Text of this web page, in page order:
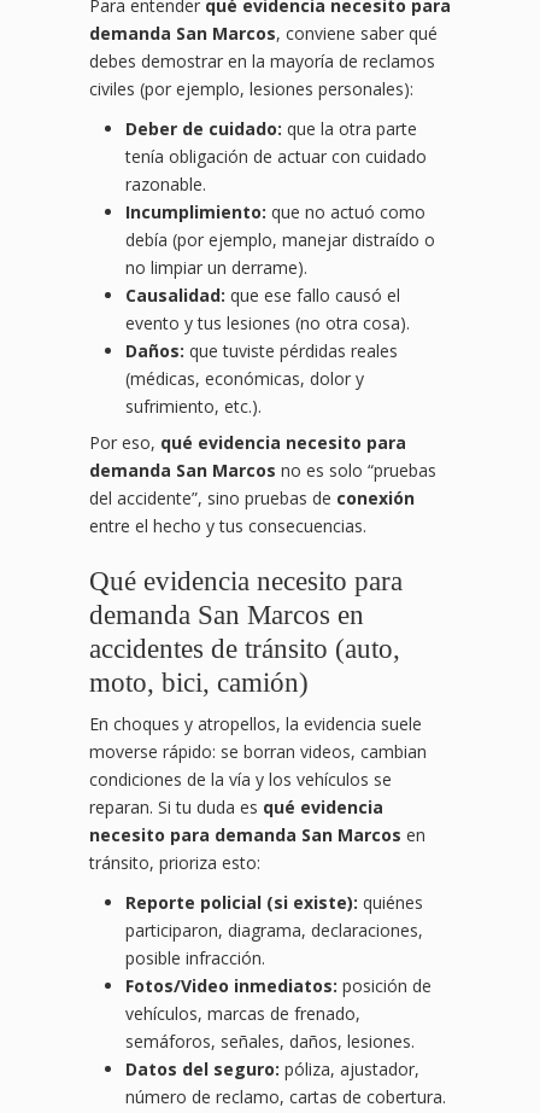
Para entender qué evidencia necesito para
demanda San Marcos, conviene saber qué
debes demostrar en la mayoría de reclamos
civiles (por ejemplo, lesiones personales):
Deber de cuidado: que la otra parte
tenía obligación de actuar con cuidado
razonable.
Incumplimiento: que no actuó como
debía (por ejemplo, manejar distraído o
no limpiar un derrame).
Causalidad: que ese fallo causó el
evento y tus lesiones (no otra cosa).
Daños: que tuviste pérdidas reales
(médicas, económicas, dolor y
sufrimiento, etc.).
Por eso, qué evidencia necesito para
demanda San Marcos no es solo “pruebas
del accidente”, sino pruebas de conexión
entre el hecho y tus consecuencias.
Qué evidencia necesito para
demanda San Marcos en
accidentes de tránsito (auto,
moto, bici, camión)
En choques y atropellos, la evidencia suele
moverse rápido: se borran videos, cambian
condiciones de la vía y los vehículos se
reparan. Si tu duda es qué evidencia
necesito para demanda San Marcos en
tránsito, prioriza esto:
Reporte policial (si existe): quiénes
participaron, diagrama, declaraciones,
posible infracción.
Fotos/Video inmediatos: posición de
vehículos, marcas de frenado,
semáforos, señales, daños, lesiones.
Datos del seguro: póliza, ajustador,
número de reclamo, cartas de cobertura.